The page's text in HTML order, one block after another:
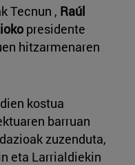
Tecnun , Raúl
presidente
hitzarmenaren
kostua
barruan
zuzenduta,
eta Larrialdiekin